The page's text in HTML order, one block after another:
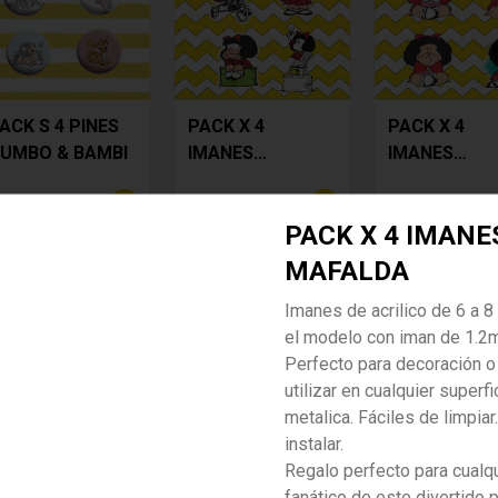
S 4 PINES
& BAMBI
PACK X 4
IMANES
PACK X 4
IMANES
PACK X 4
MAFALDA
Imanes de acrilico de 6 a 8
el modelo con iman de
Perfecto para decoración
utilizar en cualquier
metalica. Fáciles de
instalar.
Regalo perfecto para